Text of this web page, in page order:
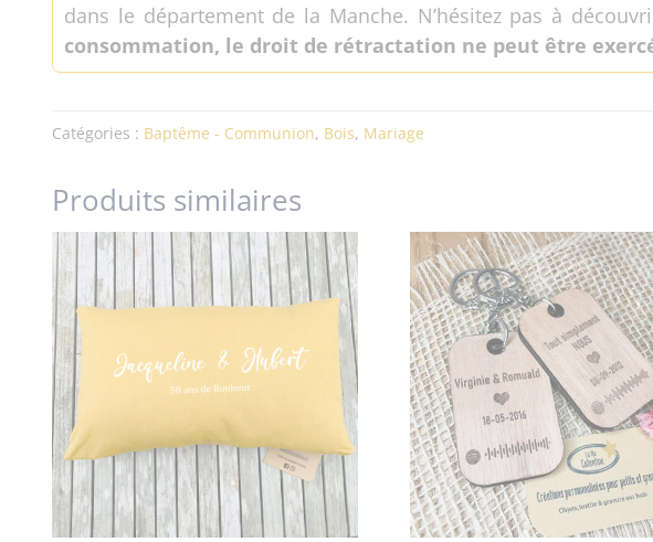
dans le département de la Manche. N’hésitez pas à
consommation, le droit de rétractation ne peut être
Catégories : Baptême - Communion, Bois, Mariage
Produits similaires